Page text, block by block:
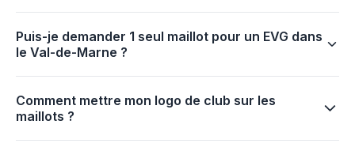
Puis-je demander 1 seul maillot pour un EVG dans
le Val-de-Marne ?
Comment mettre mon logo de club sur les
maillots ?